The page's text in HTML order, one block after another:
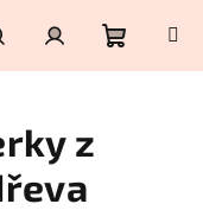
PřihlášeníNákupní
z